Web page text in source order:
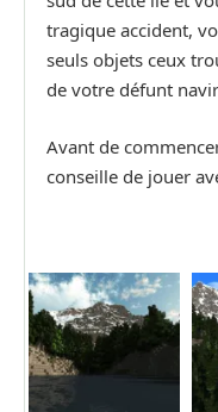
tragique accident,
seuls objets ceux
de votre défunt
Avant de
conseille de jouer